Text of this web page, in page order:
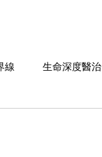
線 生命深度醫治